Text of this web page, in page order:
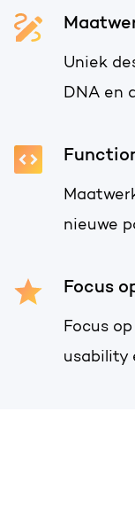
Digital marketing
AI services
WEBSITE
HubSpot websites
Growth-driven
Awards
Werken bij
Kennisbank
PORTAL
Haal
Uniek
DNA en
nieuwe
Focus
Focus
usability